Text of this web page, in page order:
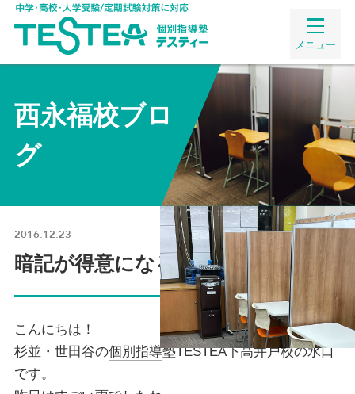
メニュー
西永福校ブロ
グ
2016.12.23
暗記が得意になるためには・・・
こんにちは！
杉並・世田谷の個別指導塾TESTEA下高井戸校の水口
です。